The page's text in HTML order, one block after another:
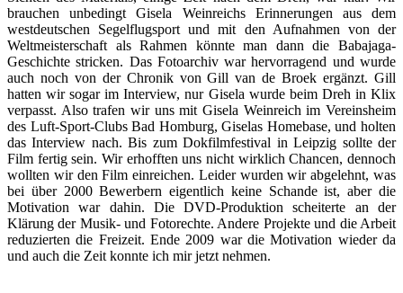
brauchen unbedingt Gisela Weinreichs Erinnerungen aus dem
westdeutschen Segelflugsport und mit den Aufnahmen von der
Weltmeisterschaft als Rahmen könnte man dann die Babajaga-
Geschichte stricken. Das Fotoarchiv war hervorragend und wurde
auch noch von der Chronik von Gill van de Broek ergänzt. Gill
hatten wir sogar im Interview, nur Gisela wurde beim Dreh in Klix
verpasst. Also trafen wir uns mit Gisela Weinreich im Vereinsheim
des Luft-Sport-Clubs Bad Homburg, Giselas Homebase, und holten
das Interview nach. Bis zum Dokfilmfestival in Leipzig sollte der
Film fertig sein. Wir erhofften uns nicht wirklich Chancen, dennoch
wollten wir den Film einreichen. Leider wurden wir abgelehnt, was
bei über 2000 Bewerbern eigentlich keine Schande ist, aber die
Motivation war dahin. Die DVD-Produktion scheiterte an der
Klärung der Musik- und Fotorechte. Andere Projekte und die Arbeit
reduzierten die Freizeit. Ende 2009 war die Motivation wieder da
und auch die Zeit konnte ich mir jetzt nehmen.